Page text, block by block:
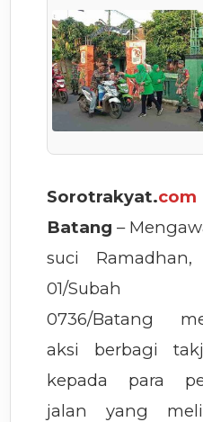
Sorotrakyat.com
Batang –
suci Ramadhan,
01/Subah
0736/Batang
aksi berbagi
kepada para
jalan yang